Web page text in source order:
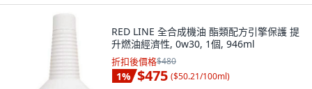
RED LINE 全合成機油 酯類配方引擎保護 提
升燃油經濟性, 0w30, 1個, 946ml
折扣後價格$480
1% $475 ($50.21/100ml)